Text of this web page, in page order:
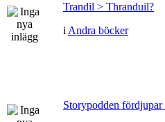
Trandil > Thranduil?
i Andra böcker
Storypodden